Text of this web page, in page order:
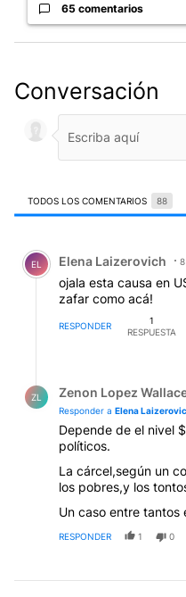
65 comentarios
Conversación
TODOS LOS COMENTARIOS 88
Comentario de Elena
EL Elena Laizerovich
ojala esta causa en
zafar como acá!
RESPONDER
1
RESPUESTA
ZL Zenon Lopez
Responder a Elena
Depende de el nivel
políticos.
La cárcel,según un
los pobres,y los
Un caso entre tantos
RESPONDER 1 0